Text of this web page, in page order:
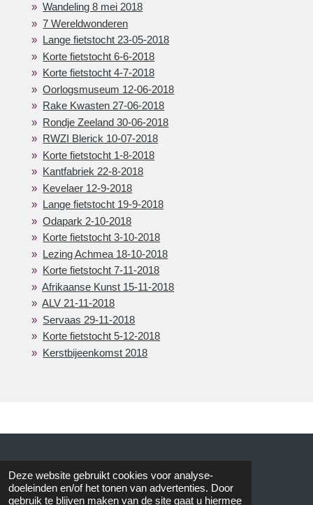
Deze website gebruikt cookies voor analyse-
doeleinden en/of het tonen van advertenties. Door
gebruik te blijven maken van de site gaat u hiermee
Wandeling 8 mei 2018
7 Wereldwonderen
Lange fietstocht 23-05-2018
Korte fietstocht 6-6-2018
Korte fietstocht 4-7-2018
Oorlogsmuseum 12-06-2018
Rake Kwasten 27-06-2018
Rondje Zeeland 30-06-2018
RWZI Blerick 10-07-2018
Korte fietstocht 1-8-2018
Kantfabriek 22-8-2018
Kevelaer 12-9-2018
Lange fietstocht 19-9-2018
Odapark 2-10-2018
Korte fietstocht 3-10-2018
Lezing Achmea 18-10-2018
Korte fietstocht 7-11-2018
Afrikaanse Kunst 15-11-2018
ALV 21-11-2018
Servaas 29-11-2018
Korte fietstocht 5-12-2018
Kerstbijeenkomst 2018
© 2015 AVOS